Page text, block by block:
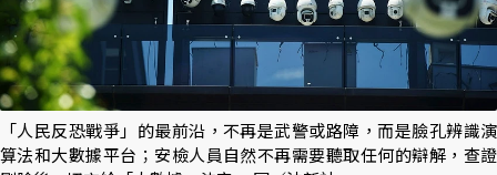
「人民反恐戰爭」的最前沿，不再是武警或路障，而是臉孔辨識演
算法和大數據平台；安檢人員自然不再需要聽取任何的辯解，查證